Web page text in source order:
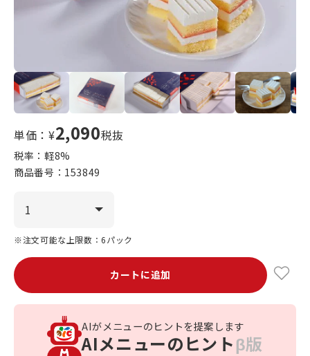
単価：¥2,090税抜
税率：軽8%
商品番号： 153849
※注文可能な上限数：6パック
カートに追加
AIがメニューのヒントを提案します
AIメニューのヒントβ版